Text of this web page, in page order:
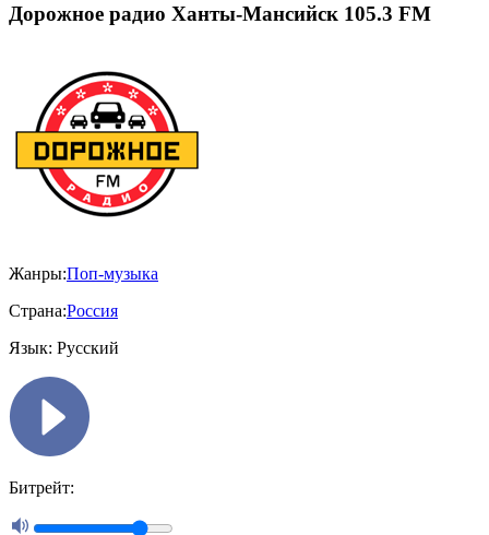
Дорожное радио Ханты-Мансийск 105.3 FM
Жанры:Поп-музыка
Страна:Россия
Язык: Русский
Битрейт: